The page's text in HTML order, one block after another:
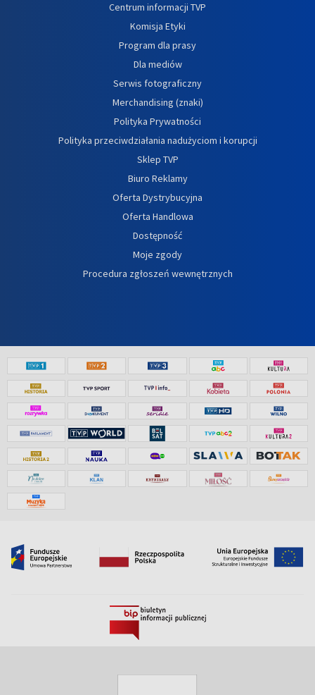
Centrum informacji TVP
Komisja Etyki
Program dla prasy
Dla mediów
Serwis fotograficzny
Merchandising (znaki)
Polityka Prywatności
Polityka przeciwdziałania nadużyciom i korupcji
Sklep TVP
Biuro Reklamy
Oferta Dystrybucyjna
Oferta Handlowa
Dostępność
Moje zgody
Procedura zgłoszeń wewnętrznych